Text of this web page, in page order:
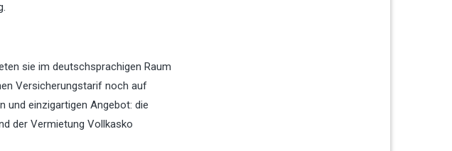
sie im deutschsprachigen Raum
Versicherungstarif noch auf
und einzigartigen Angebot: die
der Vermietung Vollkasko